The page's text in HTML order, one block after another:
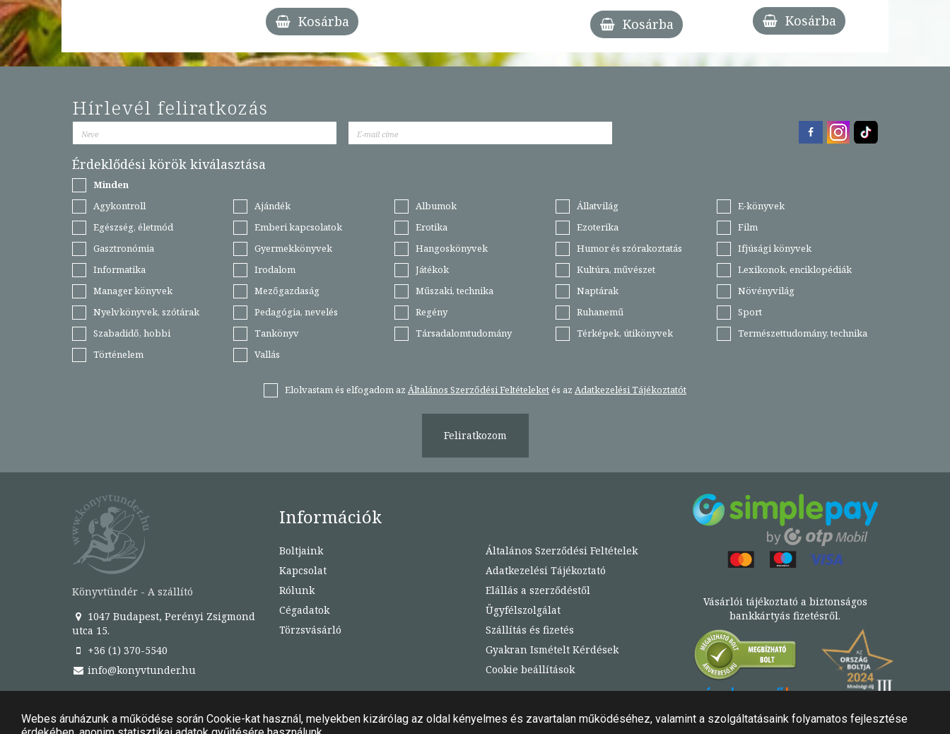
Kosárba Kosárba Kosárba
Hírlevél feliratkozás
Érdeklődési körök kiválasztása
Minden
Agykontroll
Ajándék Albumok Állatvilág
E-könyvek
Egészség, életmód
Emberi kapcsolatok Erotika Ezoterika
Film
Gasztronómia
Gyermekkönyvek Hangoskönyvek Humor és szórakoztatás
Ifjúsági könyvek
Informatika
Irodalom Játékok Kultúra, művészet
Lexikonok, enciklopédiák
Manager könyvek
Mezőgazdaság Műszaki, technika Naptárak
Növényvilág
Nyelvkönyvek, szótárak
Pedagógia, nevelés Regény Ruhanemű
Sport
Szabadidő, hobbi
Tankönyv Társadalomtudomány Térképek, útikönyvek
Természettudomány, technika
Történelem
Vallás
Elolvastam és elfogadom az Általános Szerződési Feltételeketés az Adatkezelési Tájékoztatót
Feliratkozom
Könyvtündér - A szállító
1047 Budapest, Perényi Zsigmond
utca 15.
+36 (1) 370-5540
info@konyvtunder.hu
Információk
Boltjaink
Kapcsolat
Rólunk
Cégadatok
Törzsvásárló
Általános Szerződési Feltételek
Adatkezelési Tájékoztató
Elállás a szerződéstől
Ügyfélszolgálat
Szállítás és fizetés
Gyakran Ismételt Kérdések
Cookie beállítások
Vásárlói tájékoztató a biztonságos
bankkártyás fizetésről.
Könyv az Árukeresőn